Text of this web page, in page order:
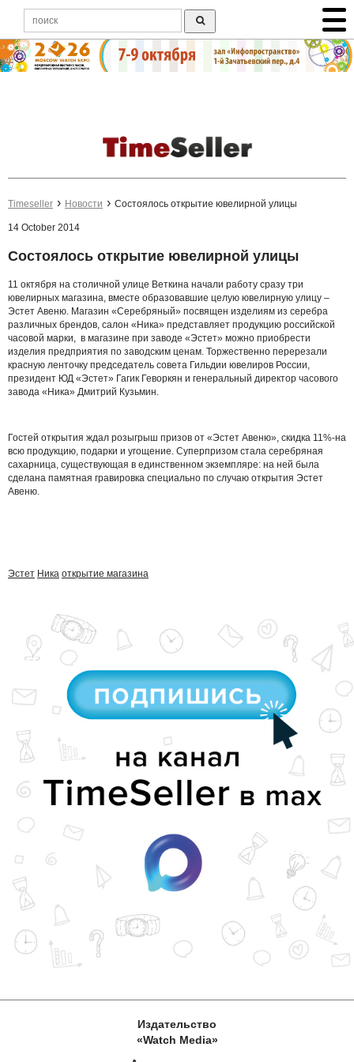
Timeseller Новости Состоялось открытие ювелирной улицы
14 October 2014
Состоялось открытие ювелирной улицы
11 октября на столичной улице Веткина начали работу сразу три
ювелирных магазина, вместе образовавшие целую ювелирную улицу –
Эстет Авеню. Магазин «Серебряный» посвящен изделиям из серебра
различных брендов, салон «Ника» представляет продукцию российской
часовой марки, в магазине при заводе «Эстет» можно приобрести
изделия предприятия по заводским ценам. Торжественно перерезали
красную ленточку председатель совета Гильдии ювелиров России,
президент ЮД «Эстет» Гагик Геворкян и генеральный директор часового
завода «Ника» Дмитрий Кузьмин.
Гостей открытия ждал розыгрыш призов от «Эстет Авеню», скидка 11%-на
всю продукцию, подарки и угощение. Суперпризом стала серебряная
сахарница, существующая в единственном экземпляре: на ней была
сделана памятная гравировка специально по случаю открытия Эстет
Авеню.
Эстет Ника открытие магазина
Издательство
«Watch Media»